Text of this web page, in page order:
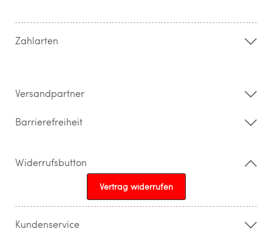
Widerrufsrecht & Rückgabebedingungen
Zahlarten
Versandpartner
Barrierefreiheit
Widerrufsbutton
Vertrag widerrufen
Kundenservice